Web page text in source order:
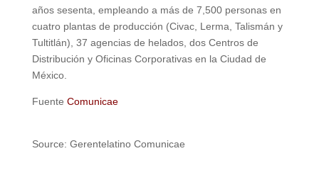
años sesenta, empleando a más de 7,500 personas en
cuatro plantas de producción (Civac, Lerma, Talismán y
Tultitlán), 37 agencias de helados, dos Centros de
Distribución y Oficinas Corporativas en la Ciudad de
México.
Fuente Comunicae
Source: Gerentelatino Comunicae